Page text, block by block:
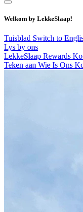
Welkom by LekkeSlaap!
Tuisblad Switch to
Lys by ons
LekkeSlaap Rewards
Teken aan Wie Is Ons